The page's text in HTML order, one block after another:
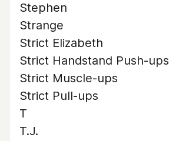
Stephen
Strange
Strict Elizabeth
Strict Handstand Push-ups
Strict Muscle-ups
Strict Pull-ups
T
T.J.